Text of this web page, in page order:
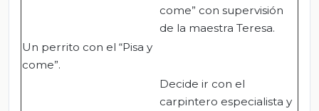
come” con supervisión
de la maestra Teresa.
Un perrito con el “Pisa y
come”.
Decide ir con el
carpintero especialista y